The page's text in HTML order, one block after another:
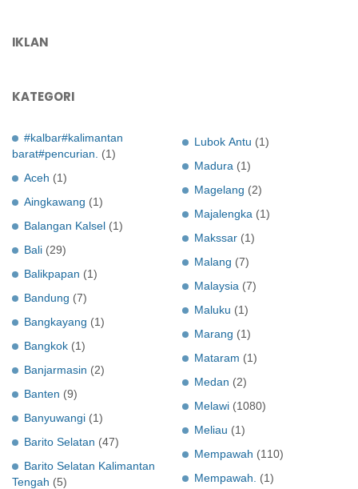
IKLAN
KATEGORI
#kalbar#kalimantan
barat#pencurian.
(1)
Aceh (1)
Aingkawang (1)
Balangan Kalsel (1)
Bali (29)
Balikpapan (1)
Bandung (7)
Bangkayang (1)
Bangkok (1)
Banjarmasin (2)
Banten (9)
Banyuwangi (1)
Barito Selatan (47)
Barito Selatan Kalimantan
Tengah (5)
Lubok Antu (1)
Madura (1)
Magelang (2)
Majalengka (1)
Makssar (1)
Malang (7)
Malaysia (7)
Maluku (1)
Marang (1)
Mataram (1)
Medan (2)
Melawi (1080)
Meliau (1)
Mempawah (110)
Mempawah.
(1)